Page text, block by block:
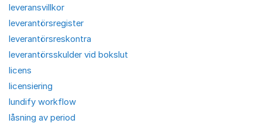
leveransvillkor
leverantörsregister
leverantörsreskontra
leverantörsskulder vid bokslut
licens
licensiering
lundify workflow
låsning av period